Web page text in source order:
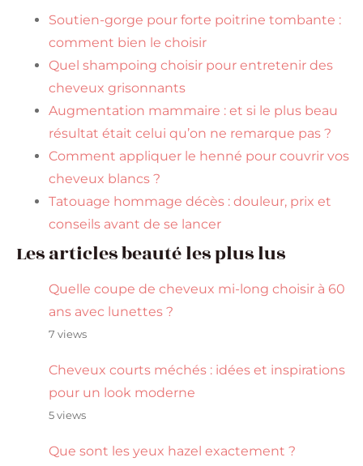
Soutien-gorge pour forte poitrine tombante :
comment bien le choisir
Quel shampoing choisir pour entretenir des
cheveux grisonnants
Augmentation mammaire : et si le plus beau
résultat était celui qu’on ne remarque pas ?
Comment appliquer le henné pour couvrir vos
cheveux blancs ?
Tatouage hommage décès : douleur, prix et
conseils avant de se lancer
Les articles beauté les plus lus
Quelle coupe de cheveux mi-long choisir à 60
ans avec lunettes ?
7 views
Cheveux courts méchés : idées et inspirations
pour un look moderne
5 views
Que sont les yeux hazel exactement ?